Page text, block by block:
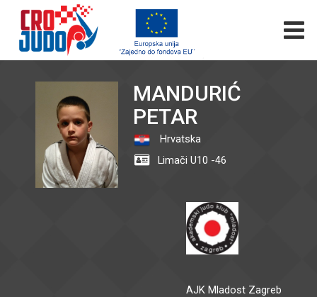
MANDURIĆ
PETAR
Hrvatska
Limači U10 -46
AJK Mladost Zagreb